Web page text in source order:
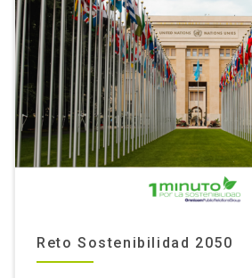
Reto Sostenibilidad 2050